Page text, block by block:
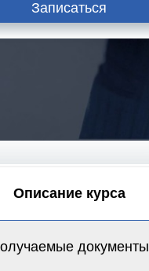
Записаться
Описание курса
документы